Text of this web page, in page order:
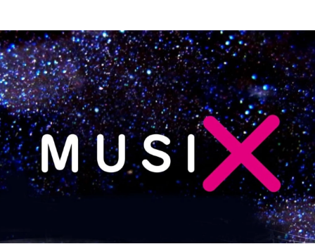
トピックス
TBS Podcast
お知らせ
イベント・グッズ
YouTube
会社情報